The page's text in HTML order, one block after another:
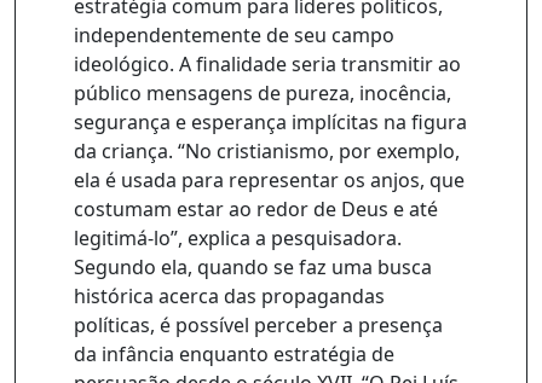
estratégia comum para líderes políticos,
independentemente de seu campo
ideológico. A finalidade seria transmitir ao
público mensagens de pureza, inocência,
segurança e esperança implícitas na figura
da criança. “No cristianismo, por exemplo,
ela é usada para representar os anjos, que
costumam estar ao redor de Deus e até
legitimá-lo”, explica a pesquisadora.
Segundo ela, quando se faz uma busca
histórica acerca das propagandas
políticas, é possível perceber a presença
da infância enquanto estratégia de